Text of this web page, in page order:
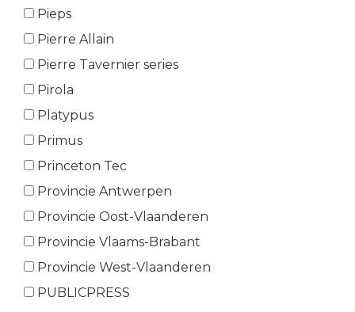
Pieps
Pierre Allain
Pierre Tavernier series
Pirola
Platypus
Primus
Princeton Tec
Provincie Antwerpen
Provincie Oost-Vlaanderen
Provincie Vlaams-Brabant
Provincie West-Vlaanderen
PUBLICPRESS